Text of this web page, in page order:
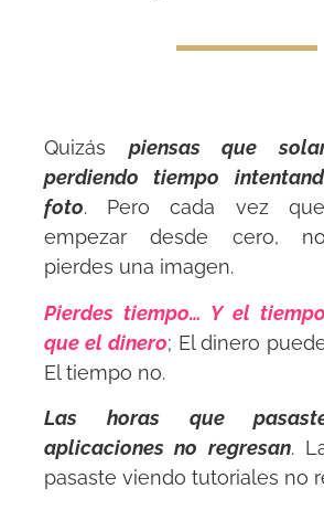
Quizás piensas que
perdiendo tiempo
foto. Pero cada vez
empezar desde cero,
pierdes una imagen.
Pierdes tiempo… Y el
que el dinero; El dinero
El tiempo no.
Las horas que
aplicaciones no regresan.
pasaste viendo tutoriales no